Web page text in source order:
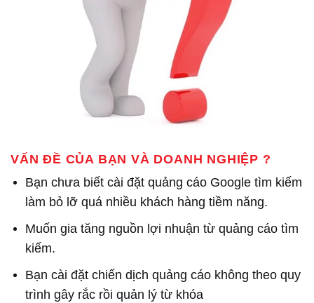
VẤN ĐỀ CỦA BẠN VÀ DOANH NGHIỆP ?
Bạn chưa biết cài đặt quảng cáo Google tìm kiếm
làm bỏ lỡ quá nhiều khách hàng tiềm năng.
Muốn gia tăng nguồn lợi nhuận từ quảng cáo tìm
kiếm.
Bạn cài đặt chiến dịch quảng cáo không theo quy
trình gây rắc rồi quản lý từ khóa